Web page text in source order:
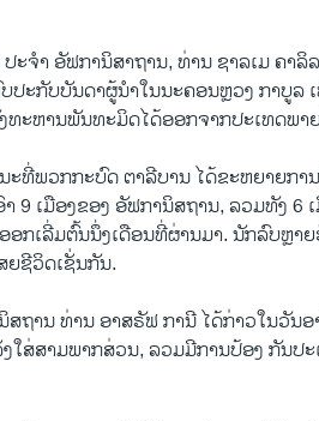
ະຈຳ ອັຟການິສາຖານ, ທ່ານ ຊາລເມ ຄາ
ປະກັບບັນດາຜູ້ນຳໃນນະຄອນຫຼວງ ກາບູລ
ະຫານພັນທະມິດໄດ້ອອກຈາກປະເທດພາ
ະທີ່ພວກກະບົດ ຕາລີບານ ໄດ້ຂະຫຍາຍກ
9 ເມືອງຂອງ ອັຟການິສຖານ, ລວມທັງ 6
ກເລີ່ມຕົ້ນນຶ່ງເດືອນທີ່ຜ່ານມາ. ນັກລົບຫຼາ
ຍຊີວິດເຊັ່ນກັນ.
ຖານ ທ່ານ ອາສຣັຟ ການີ ໄດ້ກ່າວໃນວັນ
ໃສ່ສາມພາກສ່ວນ, ລວມມີການປ້ອງ ກັນປ